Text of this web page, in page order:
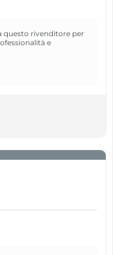
questo rivenditore per
e